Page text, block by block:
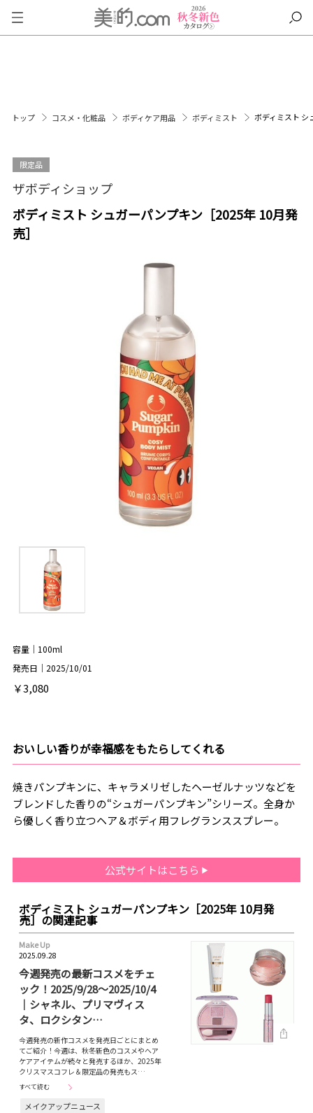
トップ コスメ・化粧品 ボディケア用品 ボディミスト ボディミスト シ
限定品
ザボディショップ
ボディミスト シュガーパンプキン［2025年 10月発
売］
容量｜100ml
発売日｜2025/10/01
￥3,080
おいしい香りが幸福感をもたらしてくれる
焼きパンプキンに、キャラメリゼしたヘーゼルナッツなどを
ブレンドした香りの“シュガーパンプキン”シリーズ。全身か
ら優しく香り立つヘア＆ボディ用フレグランススプレー。
公式サイトはこちら
ボディミスト シュガーパンプキン［2025年 10月発
売］の関連記事
Make Up
2025.09.28
今週発売の最新コスメをチェ
ック！2025/9/28～2025/10/4
｜シャネル、プリマヴィス
タ、ロクシタン…
今週発売の新作コスメを発売日ごとにまとめ
てご紹介！今週は、秋冬新色のコスメやヘア
ケアアイテムが続々と発売するほか、2025年
クリスマスコフレ＆限定品の発売もス…
すべて読む
メイクアップニュース